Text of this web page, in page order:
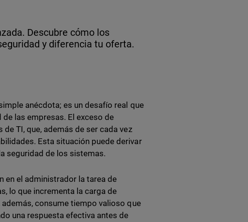
Descubre cómo los
y diferencia tu oferta.
anécdota; es un desafío real que
las empresas. El exceso de
TI, que, además de ser cada vez
Esta situación puede derivar
seguridad de los sistemas.
en el administrador la tarea de
lo que incrementa la carga de
consume tiempo valioso que
una respuesta efectiva antes de